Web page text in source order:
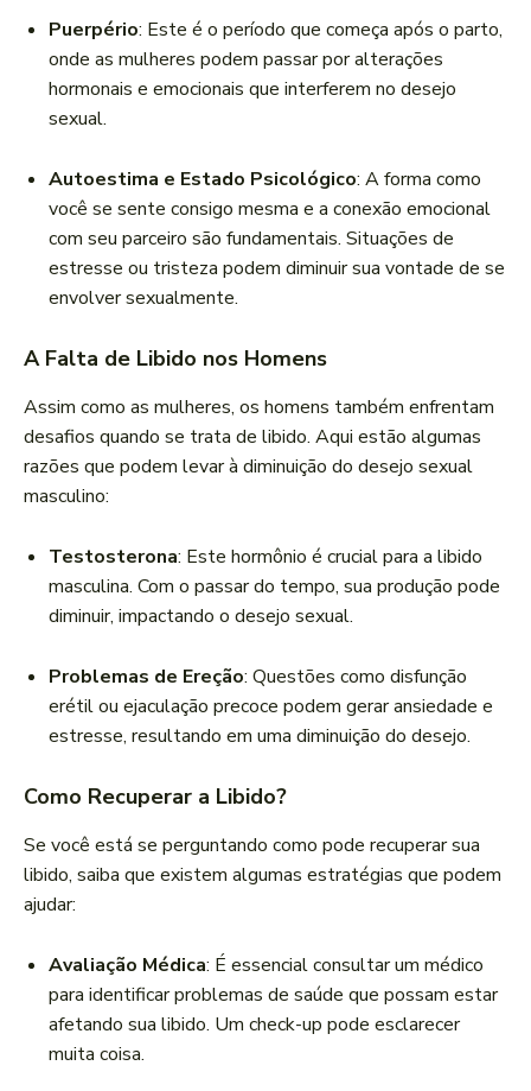
Puerpério: Este é o período que começa após o parto,
onde as mulheres podem passar por alterações
hormonais e emocionais que interferem no desejo
sexual.
Autoestima e Estado Psicológico: A forma como
você se sente consigo mesma e a conexão emocional
com seu parceiro são fundamentais. Situações de
estresse ou tristeza podem diminuir sua vontade de se
envolver sexualmente.
A Falta de Libido nos Homens
Assim como as mulheres, os homens também enfrentam
desafios quando se trata de libido. Aqui estão algumas
razões que podem levar à diminuição do desejo sexual
masculino:
Testosterona: Este hormônio é crucial para a libido
masculina. Com o passar do tempo, sua produção pode
diminuir, impactando o desejo sexual.
Problemas de Ereção: Questões como disfunção
erétil ou ejaculação precoce podem gerar ansiedade e
estresse, resultando em uma diminuição do desejo.
Como Recuperar a Libido?
Se você está se perguntando como pode recuperar sua
libido, saiba que existem algumas estratégias que podem
ajudar:
Avaliação Médica: É essencial consultar um médico
para identificar problemas de saúde que possam estar
afetando sua libido. Um check-up pode esclarecer
muita coisa.